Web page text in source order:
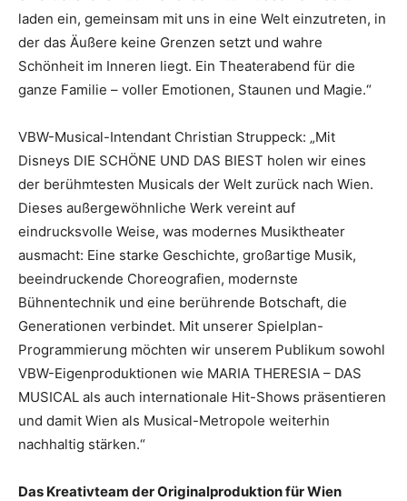
laden ein, gemeinsam mit uns in eine Welt einzutreten, in
der das Äußere keine Grenzen setzt und wahre
Schönheit im Inneren liegt. Ein Theaterabend für die
ganze Familie – voller Emotionen, Staunen und Magie.“
VBW-Musical-Intendant Christian Struppeck: „Mit
Disneys DIE SCHÖNE UND DAS BIEST holen wir eines
der berühmtesten Musicals der Welt zurück nach Wien.
Dieses außergewöhnliche Werk vereint auf
eindrucksvolle Weise, was modernes Musiktheater
ausmacht: Eine starke Geschichte, großartige Musik,
beeindruckende Choreografien, modernste
Bühnentechnik und eine berührende Botschaft, die
Generationen verbindet. Mit unserer Spielplan-
Programmierung möchten wir unserem Publikum sowohl
VBW-Eigenproduktionen wie MARIA THERESIA – DAS
MUSICAL als auch internationale Hit-Shows präsentieren
und damit Wien als Musical-Metropole weiterhin
nachhaltig stärken.“
Das Kreativteam der Originalproduktion für Wien